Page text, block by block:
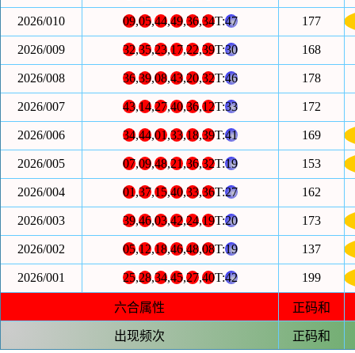
2026/010 09,05,44,49,36,34T:47 177
2026/009 32,35,23,17,22,39T:30 168
2026/008 36,39,08,43,20,32T:46 178
2026/007 43,14,27,40,36,12T:33 172
2026/006 34,44,01,33,18,39T:41 169
2026/005 07,09,48,21,36,32T:19 153
2026/004 01,37,15,40,33,36T:27 162
2026/003 39,46,03,42,24,19T:20 173
2026/002 05,12,18,46,48,08T:19 137
2026/001 25,28,34,45,27,40T:42 199
六合属性 正码和
出现频次
正码和